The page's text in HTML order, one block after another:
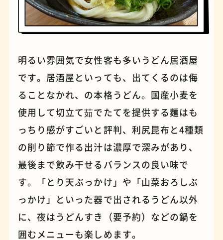
パンケーキ 手芸
明るい雰囲気で女性客も多いうどん居酒屋
です。居酒屋といっても、出てくるのは侮
ることなかれ、の本格うどん。国産小麦を
使用して切立て茹でたてを提供する麺はも
っちり感がすごいと評判、利尻昆布と4種類
の削り節で作る出汁は濃厚で深みがあり、
最後まで飲み干せるバランスの良い味で
す。「とり天ぶっかけ」や「山菜おろしぶ
っかけ」といった器で出されるうどん以外
に、夜はうどんすき（要予約）などの鍋を
囲むメニューも楽しめます。